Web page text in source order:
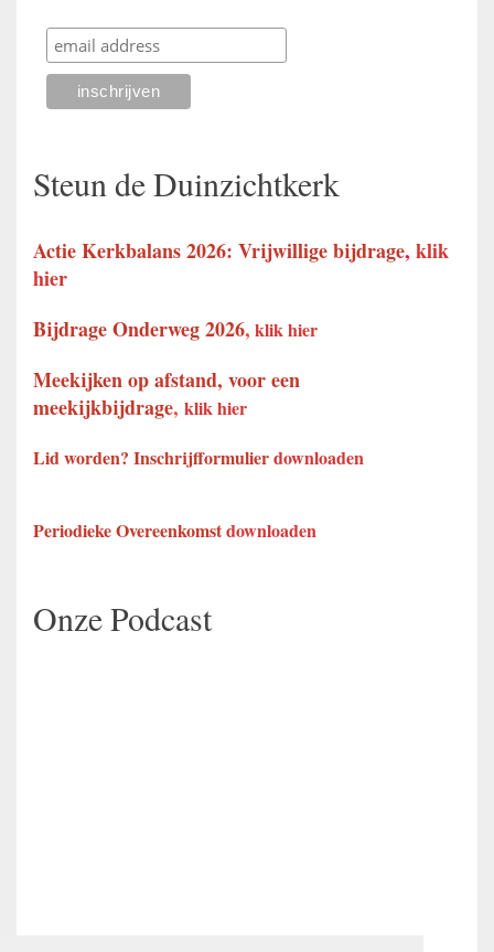
Steun de Duinzichtkerk
Actie Kerkbalans 2026: Vrijwillige bijdrage, klik
hier
Bijdrage Onderweg 2026, klik hier
Meekijken op afstand, voor een
meekijkbijdrage, klik hier
Lid worden? Inschrijfformulierdownloaden
Periodieke Overeenkomstdownloaden
Onze Podcast